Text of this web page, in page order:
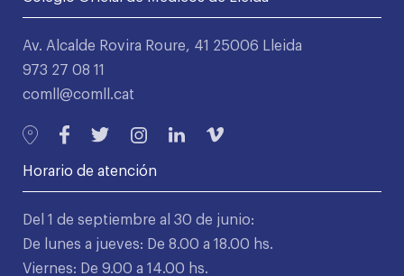
Av. Alcalde Rovira Roure, 41 25006 Lleida
973 27 08 11
comll@comll.cat
Horario de atención
Del 1 de septiembre al 30 de junio:
De lunes a jueves: De 8.00 a 18.00 hs.
Viernes: De 9.00 a 14.00 hs.